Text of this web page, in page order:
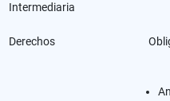
Intermediaria
Derechos